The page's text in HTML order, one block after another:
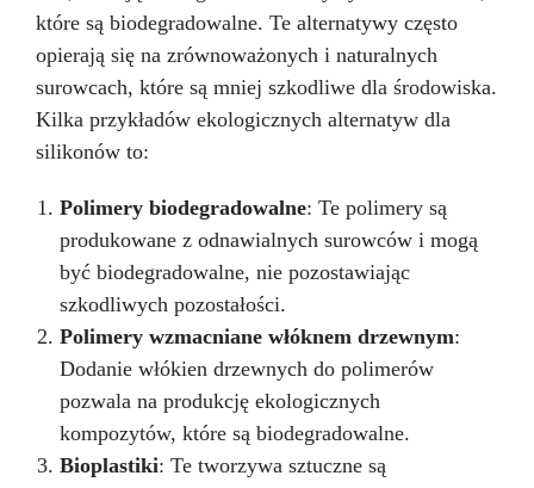
które są biodegradowalne. Te alternatywy często
opierają się na zrównoważonych i naturalnych
surowcach, które są mniej szkodliwe dla środowiska.
Kilka przykładów ekologicznych alternatyw dla
silikonów to:
Polimery biodegradowalne: Te polimery są
produkowane z odnawialnych surowców i mogą
być biodegradowalne, nie pozostawiając
szkodliwych pozostałości.
Polimery wzmacniane włóknem drzewnym:
Dodanie włókien drzewnych do polimerów
pozwala na produkcję ekologicznych
kompozytów, które są biodegradowalne.
Bioplastiki: Te tworzywa sztuczne są